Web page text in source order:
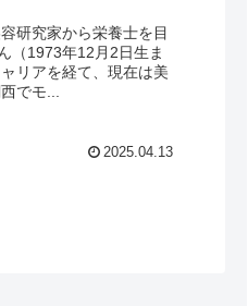
研究家から栄養士を目
（1973年12月2日生ま
リアを経て、現在は美
でモ...
2025.04.13